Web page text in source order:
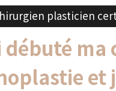
plasticien
débuté
et